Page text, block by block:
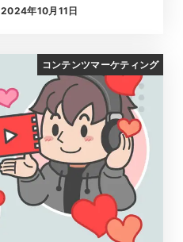
投稿日
2024年10月11日
コンテンツマーケティング